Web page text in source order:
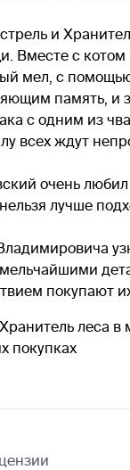
и
Вместе с котом
мел, с
память, и
с одним из
всех ждут
очень
лучше
покупают
леса в
покупках